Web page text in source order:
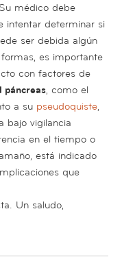
médico debe
intentar determinar si
ser debida algún
es importante
con factores de
páncreas, como el
a su pseudoquiste,
bajo vigilancia
en el tiempo o
está indicado
que
Un saludo,